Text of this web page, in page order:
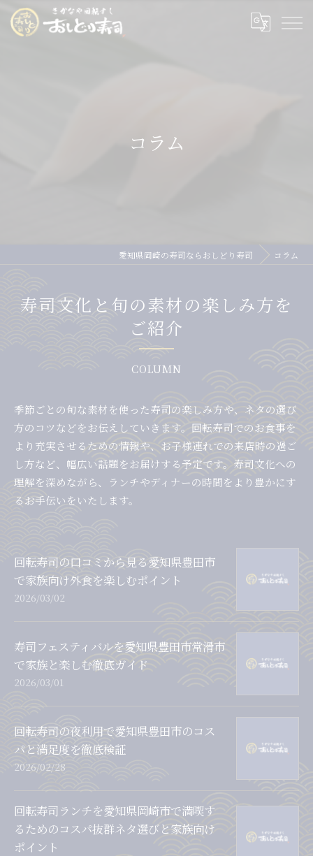
コラム
愛知県岡崎の寿司ならおしどり寿司 コラム
寿司文化と旬の素材の楽しみ方を
ご紹介
COLUMN
季節ごとの旬な素材を使った寿司の楽しみ方や、ネタの選び
方のコツなどをお伝えしていきます。回転寿司でのお食事を
より充実させるための情報や、お子様連れでの来店時の過ご
し方など、幅広い話題をお届けする予定です。寿司文化への
理解を深めながら、ランチやディナーの時間をより豊かにす
るお手伝いをいたします。
回転寿司の口コミから見る愛知県豊田市
で家族向け外食を楽しむポイント
2026/03/02
寿司フェスティバルを愛知県豊田市常滑市
で家族と楽しむ徹底ガイド
2026/03/01
回転寿司の夜利用で愛知県豊田市のコス
パと満足度を徹底検証
2026/02/28
回転寿司ランチを愛知県岡崎市で満喫す
るためのコスパ抜群ネタ選びと家族向け
ポイント